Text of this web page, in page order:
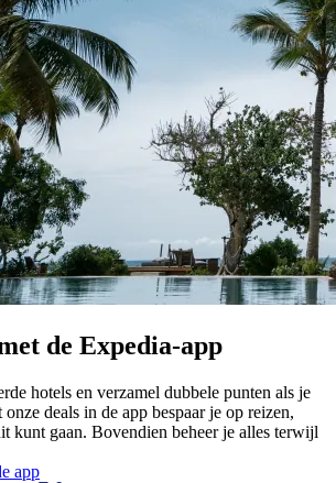
de Expedia-app
hotels en verzamel dubbele punten als je
deals in de app bespaar je op reizen,
kunt gaan. Bovendien beheer je alles terwijl
app